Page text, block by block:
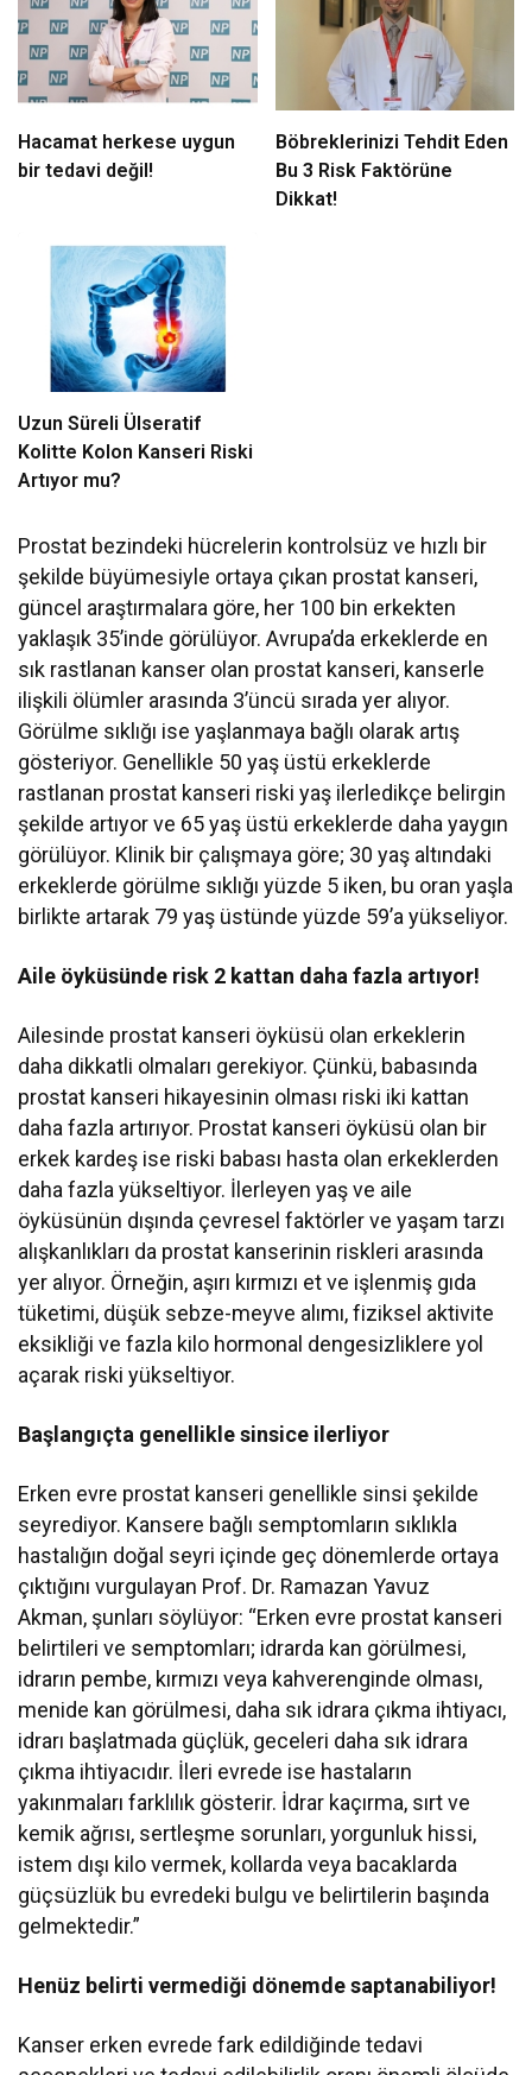
Hacamat herkese uygun
bir tedavi değil!
Böbreklerinizi Tehdit Eden
Bu 3 Risk Faktörüne
Dikkat!
Uzun Süreli Ülseratif
Kolitte Kolon Kanseri Riski
Artıyor mu?
Prostat bezindeki hücrelerin kontrolsüz ve hızlı bir
şekilde büyümesiyle ortaya çıkan prostat kanseri,
güncel araştırmalara göre, her 100 bin erkekten
yaklaşık 35’inde görülüyor. Avrupa’da erkeklerde en
sık rastlanan kanser olan prostat kanseri, kanserle
ilişkili ölümler arasında 3’üncü sırada yer alıyor.
Görülme sıklığı ise yaşlanmaya bağlı olarak artış
gösteriyor. Genellikle 50 yaş üstü erkeklerde
rastlanan prostat kanseri riski yaş ilerledikçe belirgin
şekilde artıyor ve 65 yaş üstü erkeklerde daha yaygın
görülüyor. Klinik bir çalışmaya göre; 30 yaş altındaki
erkeklerde görülme sıklığı yüzde 5 iken, bu oran yaşla
birlikte artarak 79 yaş üstünde yüzde 59’a yükseliyor.
Aile öyküsünde risk 2 kattan daha fazla artıyor!
Ailesinde prostat kanseri öyküsü olan erkeklerin
daha dikkatli olmaları gerekiyor. Çünkü, babasında
prostat kanseri hikayesinin olması riski iki kattan
daha fazla artırıyor. Prostat kanseri öyküsü olan bir
erkek kardeş ise riski babası hasta olan erkeklerden
daha fazla yükseltiyor. İlerleyen yaş ve aile
öyküsünün dışında çevresel faktörler ve yaşam tarzı
alışkanlıkları da prostat kanserinin riskleri arasında
yer alıyor. Örneğin, aşırı kırmızı et ve işlenmiş gıda
tüketimi, düşük sebze-meyve alımı, fiziksel aktivite
eksikliği ve fazla kilo hormonal dengesizliklere yol
açarak riski yükseltiyor.
Başlangıçta genellikle sinsice ilerliyor
Erken evre prostat kanseri genellikle sinsi şekilde
seyrediyor. Kansere bağlı semptomların sıklıkla
hastalığın doğal seyri içinde geç dönemlerde ortaya
çıktığını vurgulayan Prof. Dr. Ramazan Yavuz
Akman, şunları söylüyor: “Erken evre prostat kanseri
belirtileri ve semptomları; idrarda kan görülmesi,
idrarın pembe, kırmızı veya kahverenginde olması,
menide kan görülmesi, daha sık idrara çıkma ihtiyacı,
idrarı başlatmada güçlük, geceleri daha sık idrara
çıkma ihtiyacıdır. İleri evrede ise hastaların
yakınmaları farklılık gösterir. İdrar kaçırma, sırt ve
kemik ağrısı, sertleşme sorunları, yorgunluk hissi,
istem dışı kilo vermek, kollarda veya bacaklarda
güçsüzlük bu evredeki bulgu ve belirtilerin başında
gelmektedir.”
Henüz belirti vermediği dönemde saptanabiliyor!
Kanser erken evrede fark edildiğinde tedavi